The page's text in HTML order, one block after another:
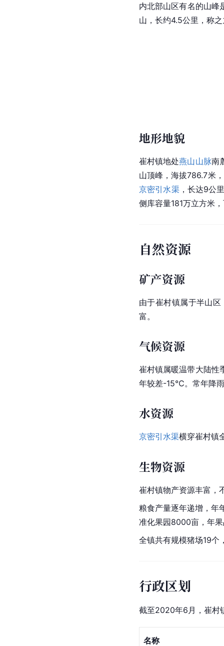
内北部山区有名的山峰
山，长约4.5公里，称
地形地貌
崔村镇地处燕山山脉南
山顶峰，海拔786.7米
京密引水渠，长达9公
侧库容量181万立方米
自然资源
矿产资源
由于崔村镇属于半山区
富。
气候资源
崔村镇属暖温带大陆
年较差-15℃。常年降
水资源
京密引水渠横穿崔村镇
生物资源
崔村镇物产资源丰富，
粮食产量逐年递增，年
准化果园8000亩，年
全镇共有规模猪场19
行政区划
截至2020年6月，崔村
名称